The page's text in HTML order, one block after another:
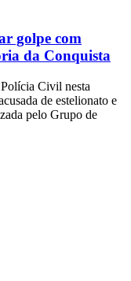
golpe com
da Conquista
Civil nesta
de estelionato e
pelo Grupo de